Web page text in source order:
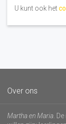
U kunt ook het
Over ons
Martha en Maria .